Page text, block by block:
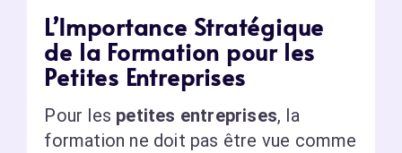
L’Importance Stratégique
de la Formation pour les
Petites Entreprises
Pour les petites entreprises, la
formation ne doit pas être vue comme